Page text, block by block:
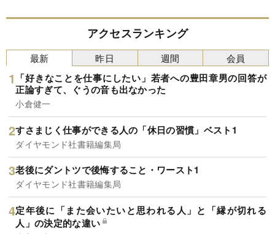
アクセスランキング
最新
「好きなことを仕事にしたい」若者への豊田章男の回答が
正論すぎて、ぐうの音も出なかった
小倉健一
すさまじく仕事ができる人の「休日の習慣」ベスト1
ダイヤモンド社書籍編集局
老後にダントツで後悔すること・ワースト1
ダイヤモンド社書籍編集局
定年後に「また会いたいと思われる人」と「縁が切れる
人」の決定的な違い
昨日 週間 会員